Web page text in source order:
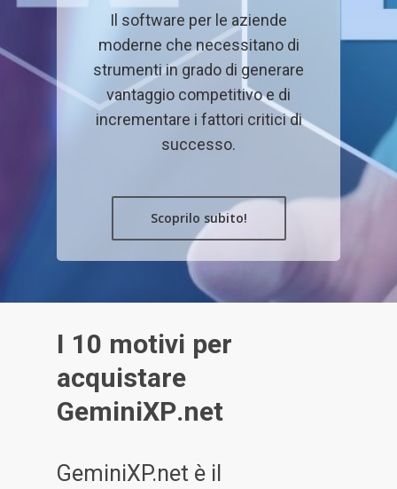
Il software per le aziende
moderne che necessitano di
strumenti in grado di generare
vantaggio competitivo e di
incrementare i fattori critici di
successo.
Scoprilo subito!
I 10 motivi per
acquistare
GeminiXP.net
GeminiXP.net è il